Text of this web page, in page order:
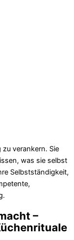
zu verankern. Sie
was sie selbst
Selbstständigkeit,
–